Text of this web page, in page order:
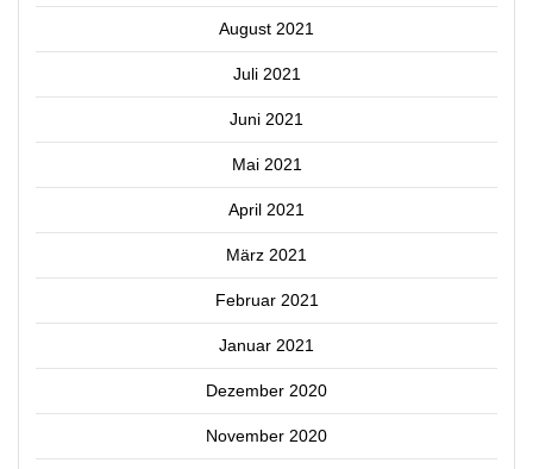
August 2021
Juli 2021
Juni 2021
Mai 2021
April 2021
März 2021
Februar 2021
Januar 2021
Dezember 2020
November 2020